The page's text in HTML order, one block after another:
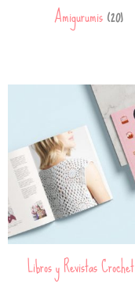
Amigurumis(20)
Libros y Revistas Crochet